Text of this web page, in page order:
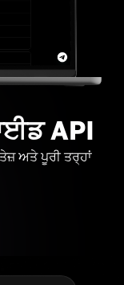
API
ਅਤੇ ਪੂਰੀ ਤਰ੍ਹਾਂ